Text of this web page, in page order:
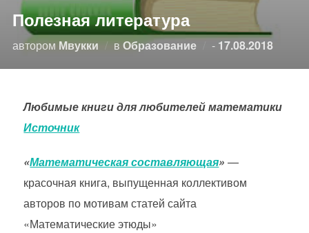
Полезная литература
автором Мвукки в Образование - Опубликовано
17.08.2018
Любимые книги для любителей математики
Источник
«Математическая составляющая» —
красочная книга, выпущенная коллективом
авторов по мотивам статей сайта
«Математические этюды»